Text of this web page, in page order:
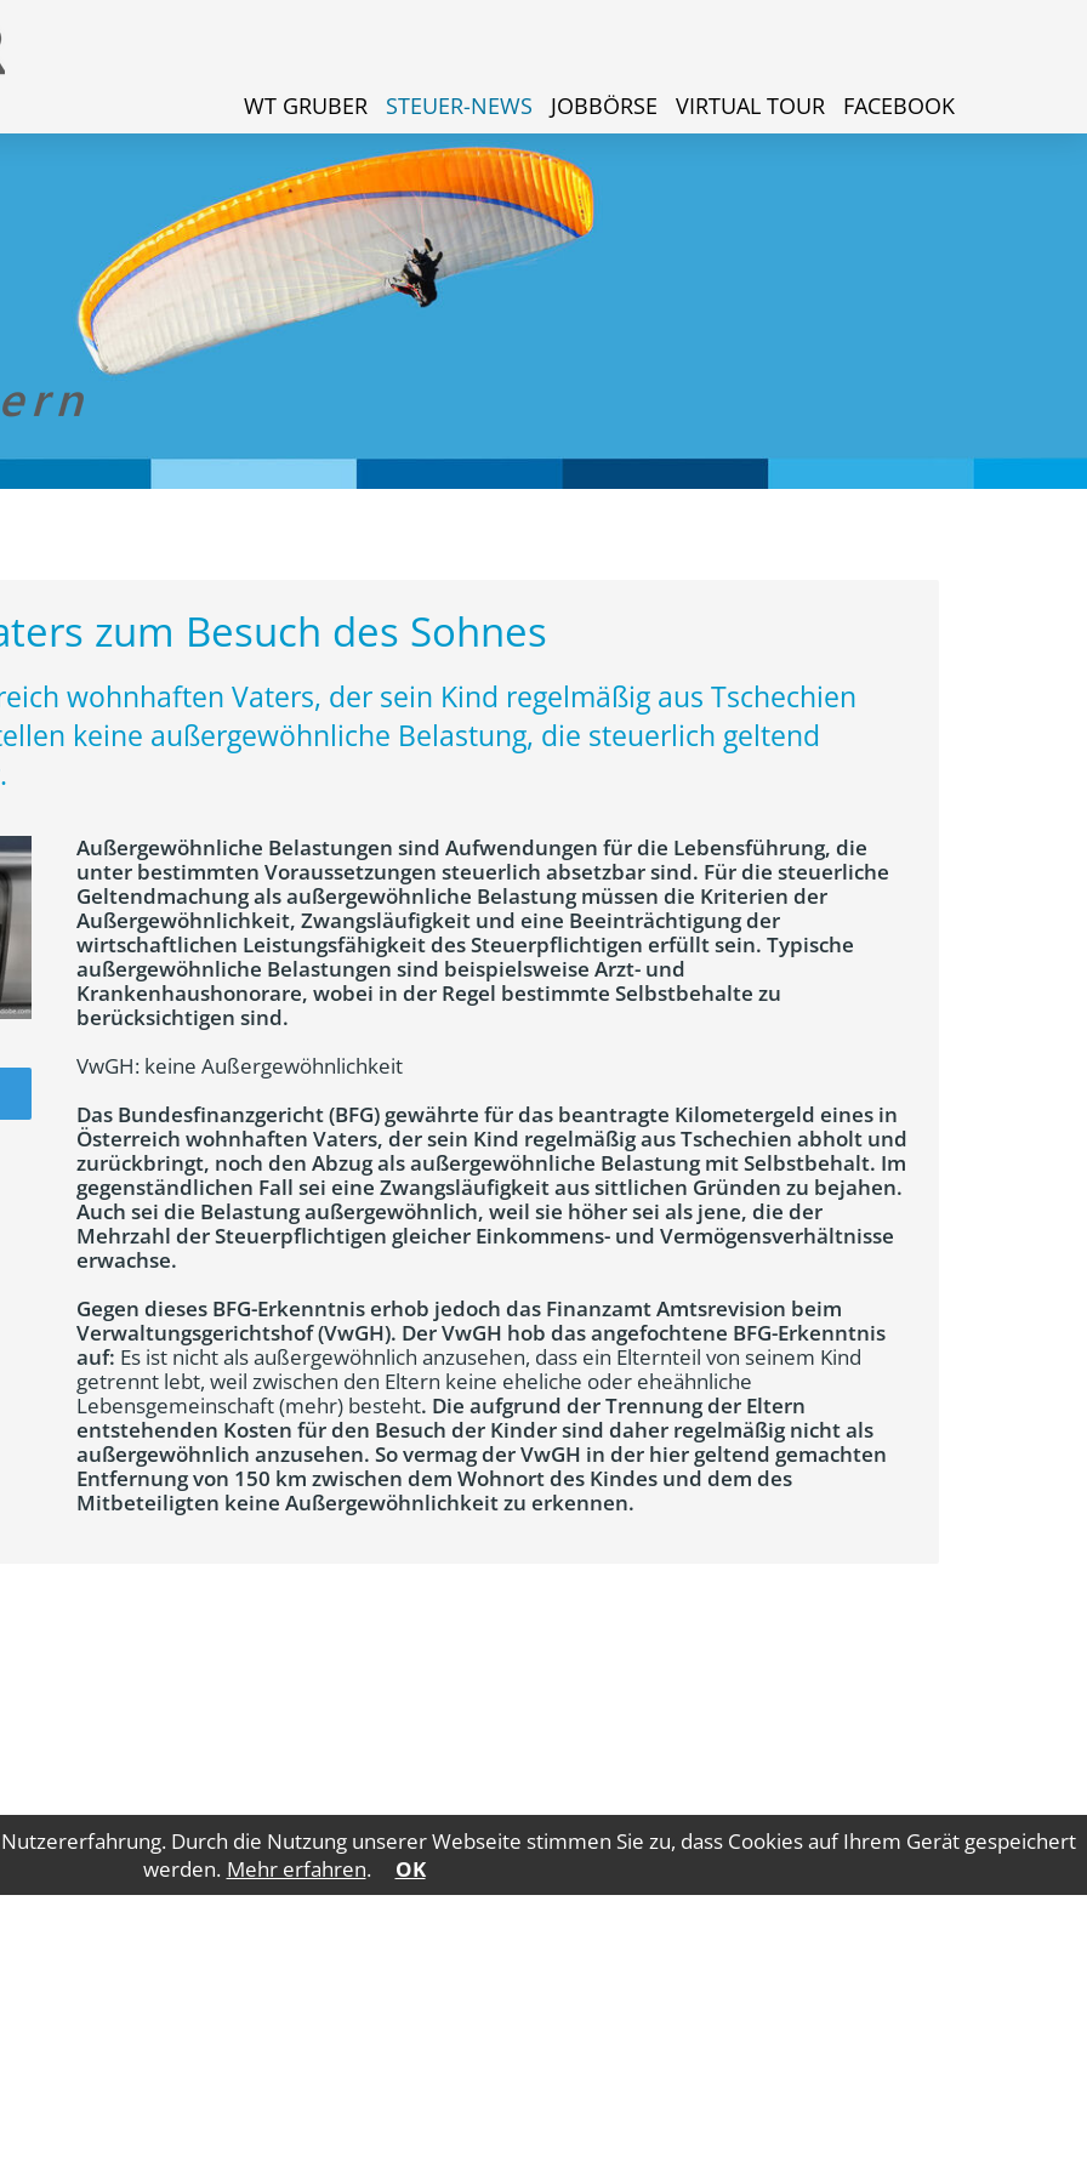
Durch die Nutzung unserer Webseite stimmen Sie zu, dass Cookies auf Ihrem Gerät gespeichert
werden. Mehr erfahren. OK
WT GRUBER STEUER-NEWS JOBBÖRSE VIRTUAL TOUR FACEBOOK
zum Besuch des Sohnes
wohnhaften Vaters, der sein Kind regelmäßig aus Tschechien
keine außergewöhnliche Belastung, die steuerlich geltend
Außergewöhnliche Belastungen sind Aufwendungen für die Lebensführung, die
unter bestimmten Voraussetzungen steuerlich absetzbar sind. Für die steuerliche
Geltendmachung als außergewöhnliche Belastung müssen die Kriterien der
Außergewöhnlichkeit, Zwangsläufigkeit und eine Beeinträchtigung der
wirtschaftlichen Leistungsfähigkeit des Steuerpflichtigen erfüllt sein. Typische
außergewöhnliche Belastungen sind beispielsweise Arzt- und
Krankenhaushonorare, wobei in der Regel bestimmte Selbstbehalte zu
berücksichtigen sind.
VwGH: keine Außergewöhnlichkeit
Das Bundesfinanzgericht (BFG) gewährte für das beantragte Kilometergeld eines in
Österreich wohnhaften Vaters, der sein Kind regelmäßig aus Tschechien abholt und
zurückbringt, noch den Abzug als außergewöhnliche Belastung mit Selbstbehalt. Im
gegenständlichen Fall sei eine Zwangsläufigkeit aus sittlichen Gründen zu bejahen.
Auch sei die Belastung außergewöhnlich, weil sie höher sei als jene, die der
Mehrzahl der Steuerpflichtigen gleicher Einkommens- und Vermögensverhältnisse
erwachse.
Gegen dieses BFG-Erkenntnis erhob jedoch das Finanzamt Amtsrevision beim
Verwaltungsgerichtshof (VwGH). Der VwGH hob das angefochtene BFG-Erkenntnis
auf: Es ist nicht als außergewöhnlich anzusehen, dass ein Elternteil von seinem Kind
getrennt lebt, weil zwischen den Eltern keine eheliche oder eheähnliche
Lebensgemeinschaft (mehr) besteht. Die aufgrund der Trennung der Eltern
entstehenden Kosten für den Besuch der Kinder sind daher regelmäßig nicht als
außergewöhnlich anzusehen. So vermag der VwGH in der hier geltend gemachten
Entfernung von 150 km zwischen dem Wohnort des Kindes und dem des
Mitbeteiligten keine Außergewöhnlichkeit zu erkennen.